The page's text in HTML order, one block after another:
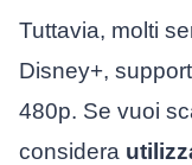
Tuttavia, molti
Disney+,
480p. Se vuoi
considera